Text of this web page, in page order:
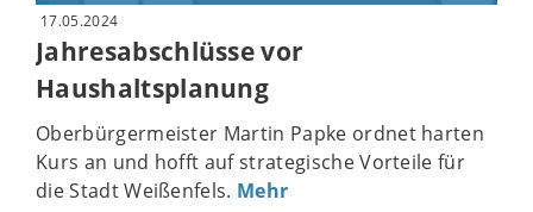
17.05.2024
Jahresabschlüsse vor
Haushaltsplanung
Oberbürgermeister Martin Papke ordnet harten
Kurs an und hofft auf strategische Vorteile für
die Stadt Weißenfels. Mehr